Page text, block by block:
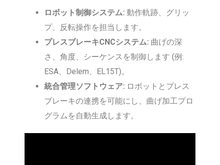
ロボット制御システム: 動作軌跡、グリッ
プ、反転操作を担当します。
プレスブレーキCNCシステム: 曲げの深
さ、角度、シーケンスを制御します (例:
ESA、Delem、EL15T)。
統合管理ソフトウェア: ロボットとプレス
ブレーキの連携を可能にし、曲げ加工プロ
グラムを自動生成します。